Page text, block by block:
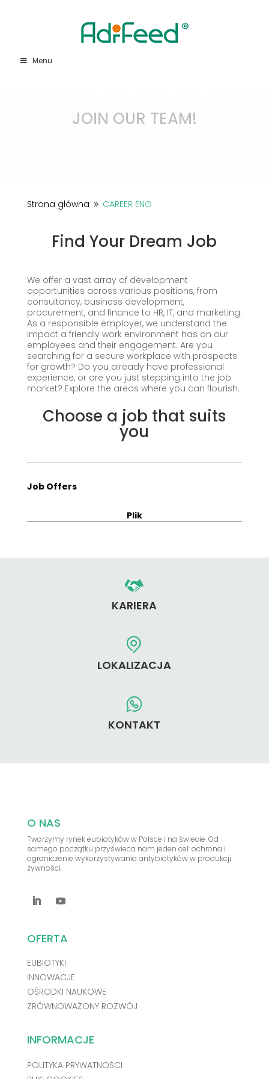
Menu
JOIN OUR TEAM!
Strona główna 9 CAREER ENG
Find Your Dream Job
We offer a vast array of development
opportunities across various positions, from
consultancy, business development,
procurement, and finance to HR, IT, and marketing.
As a responsible employer, we understand the
impact a friendly work environment has on our
employees and their engagement. Are you
searching for a secure workplace with prospects
for growth? Do you already have professional
experience, or are you just stepping into the job
market? Explore the areas where you can flourish.
Choose a job that suits
you
Job Offers
Plik
KARIERA
LOKALIZACJA
KONTAKT
O NAS
Tworzymy rynek eubiotyków w Polsce i na świecie. Od
samego początku przyświeca nam jeden cel: ochrona i
ograniczenie wykorzystywania antybiotyków w produkcji
żywności.
OFERTA
EUBIOTYKI
INNOWACJE
OŚRODKI NAUKOWE
ZRÓWNOWAŻONY ROZWÓJ
INFORMACJE
POLITYKA PRYWATNOŚCI